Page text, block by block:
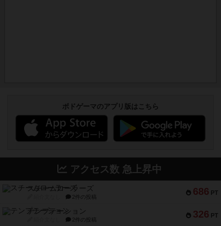
ボドゲーマのアプリ版はこちら
アクセス数 急上昇中
686 PT
スチームローラーズ
2件の投稿
326 PT
テンプテーション
2件の投稿